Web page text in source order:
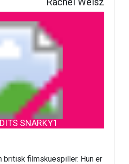
SNARKY1
britisk filmskuespiller. Hun er